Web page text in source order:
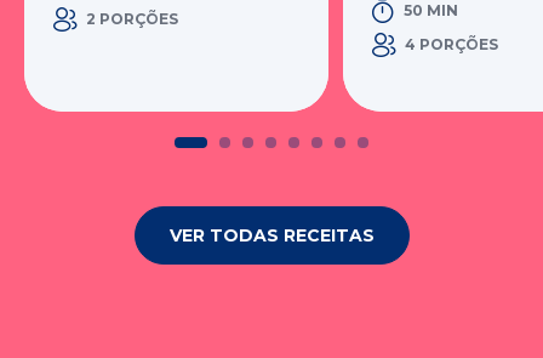
2 PORÇÕES
50 MIN
4 PORÇÕES
VER TODAS RECEITAS